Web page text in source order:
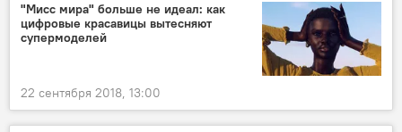
"Мисс мира" больше не идеал: как
цифровые красавицы вытесняют
супермоделей
22 сентября 2018, 13:00